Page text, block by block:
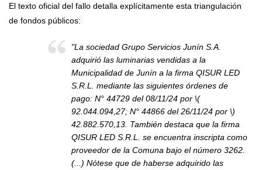
El texto oficial del fallo detalla explícitamente esta triangulación
de fondos públicos:
"La sociedad Grupo Servicios Junín S.A.
adquirió las luminarias vendidas a la
Municipalidad de Junín a la firma QISUR LED
S.R.L. mediante las siguientes órdenes de
pago: N° 44729 del 08/11/24 por \(
92.044.094,27; N° 44866 del 26/11/24 por \)
42.882.570,13. También destaca que la firma
QISUR LED S.R.L. se encuentra inscripta como
proveedor de la Comuna bajo el número 3262.
(...) Nótese que de haberse adquirido las